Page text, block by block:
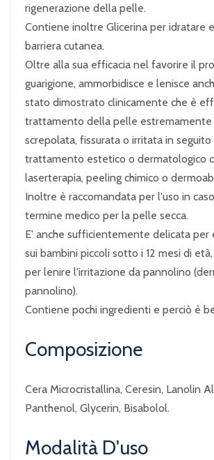
rigenerazione della pelle.
Contiene inoltre Glicerina per idratare
barriera cutanea.
Oltre alla sua efficacia nel favorire il
guarigione, ammorbidisce e lenisce
stato dimostrato clinicamente che è
trattamento della pelle estremamente
screpolata, fissurata o irritata in seguito
trattamento estetico o dermatologico
laserterapia, peeling chimico o
Inoltre è raccomandata per l'uso in
termine medico per la pelle secca.
E' anche sufficientemente delicata per
sui bambini piccoli sotto i 12 mesi di
per lenire l'irritazione da pannolino
pannolino).
Contiene pochi ingredienti e perciò è
Composizione
Cera Microcristallina, Ceresin, Lanolin
Panthenol, Glycerin, Bisabolol.
Modalità D'uso